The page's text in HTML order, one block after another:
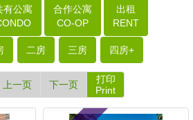
有公寓
合作公寓
CO-OP
出租
RENT
二房 三房 四房+
上一页 下一页
打印
Print